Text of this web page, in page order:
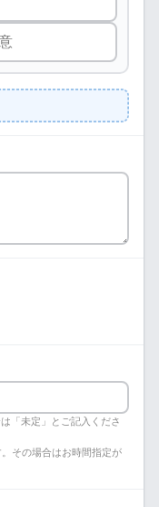
「未定」とご記入くださ
その場合はお時間指定が